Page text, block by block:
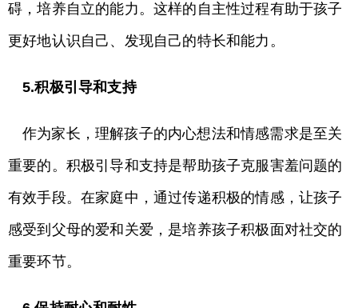
碍，培养自立的能力。这样的自主性过程有助于孩子
更好地认识自己、发现自己的特长和能力。
5.积极引导和支持
作为家长，理解孩子的内心想法和情感需求是至关
重要的。积极引导和支持是帮助孩子克服害羞问题的
有效手段。在家庭中，通过传递积极的情感，让孩子
感受到父母的爱和关爱，是培养孩子积极面对社交的
重要环节。